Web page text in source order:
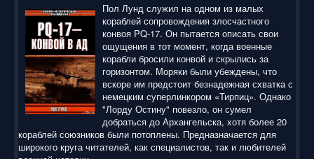
Пол Лунд служил на одном из малых
кораблей сопровождения злосчастного
конвоя PQ-17. Он пытается описать свои
ощущения в тот момент, когда военные
корабли бросили конвой и скрылись за
горизонтом. Моряки были убеждены, что
вскоре им предстоит безнадежная схватка с
немецким суперлинкором «Тирпиц». Однако
"Лорду Остину" повезло, он сумел
добраться до Архангельска, хотя более 20
кораблей союзников были потоплены. Предназначается для
широкого круга читателей, как специалистов, так и любителей